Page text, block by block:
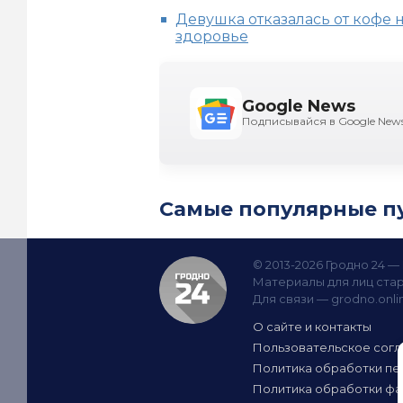
Девушка отказалась от кофе
здоровье
Google News
Подписывайся в Google
Самые популярные
© 2013-2026 Гродно 24
Материалы для лиц
Для связи —
О сайте и контакты
Пользовательское
Политика обработки
Политика обработки